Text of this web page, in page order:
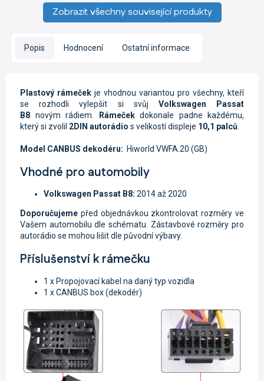
Zobrazit všechny související produkty
Popis Hodnocení Ostatní informace
Plastový rámeček je vhodnou variantou pro všechny, kteří
se rozhodli vylepšit si svůj Volkswagen Passat
B8 novým rádiem. Rámečekdokonale padne každému,
který si zvolil 2DIN autorádio s velikostí displeje 10,1 palců
Model CANBUS dekodéru: Hiworld VWFA.20 (GB)
Vhodné pro automobily
Volkswagen Passat B8: 2014 až 2020
Doporučujeme před objednávkou zkontrolovat rozměry ve
Vašem automobilu dle schématu. Zástavbové rozměry pro
autorádio se mohou lišit dle původní výbavy.
Příslušenství k rámečku
1 x Propojovací kabel na daný typ vozidla
1 x CANBUS box (dekodér)